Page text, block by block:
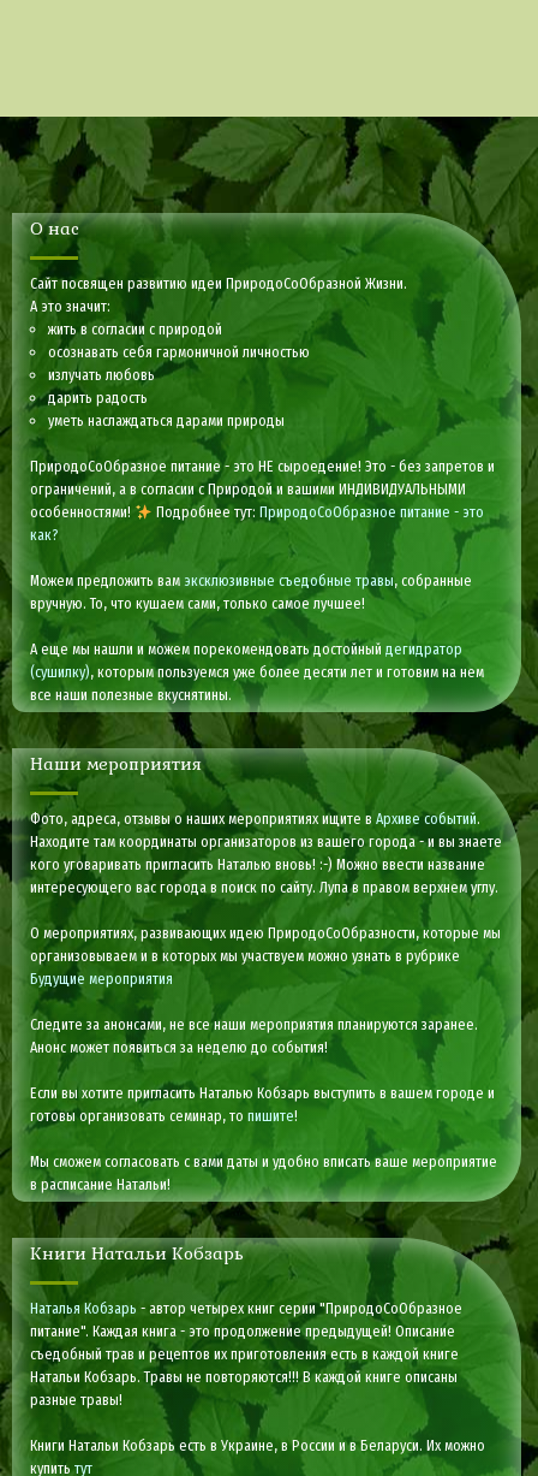
О нас
Сайт посвящен развитию идеи ПриродоСоОбразной Жизни.
А это значит:
жить в согласии с природой
осознавать себя гармоничной личностью
излучать любовь
дарить радость
уметь наслаждаться дарами природы
ПриродоСоОбразное питание - это НЕ сыроедение! Это - без запретов и
ограничений, а в согласии с Природой и вашими ИНДИВИДУАЛЬНЫМИ
особенностями!
Подробнее тут: ПриродоСоОбразное питание - это
как?
Можем предложить вам эксклюзивные съедобные травы, собранные
вручную. То, что кушаем сами, только самое лучшее!
А еще мы нашли и можем порекомендовать достойныйдегидратор
(сушилку), которым пользуемся уже более десяти лет и готовим на нем
все наши полезные вкуснятины.
Наши мероприятия
Фото, адреса, отзывы о наших мероприятиях ищите вАрхиве событий.
Находите там координаты организаторов из вашего города - и вы знаете
кого уговаривать пригласить Наталью вновь! :-) Можно ввести название
интересующего вас города в поиск по сайту. Лупа в правом верхнем углу.
О мероприятиях, развивающих идею ПриродоСоОбразности, которые мы
организовываем и в которых мы участвуем можно узнать в рубрике
Будущие мероприятия
Следите за анонсами, не все наши мероприятия планируются заранее.
Анонс может появиться за неделю до события!
Если вы хотите пригласить Наталью Кобзарь выступить в вашем городе и
готовы организовать семинар, топишите!
Мы сможем согласовать с вами даты и удобно вписать ваше мероприятие
в расписание Натальи!
Книги Натальи Кобзарь
Наталья Кобзарь - автор четырех книг серии "ПриродоСоОбразное
питание". Каждая книга - это продолжение предыдущей! Описание
съедобный трав и рецептов их приготовления есть в каждой книге
Натальи Кобзарь. Травы не повторяются!!! В каждой книге описаны
разные травы!
Книги Натальи Кобзарь есть в Украине, в России и в Беларуси. Их можно
купитьтут